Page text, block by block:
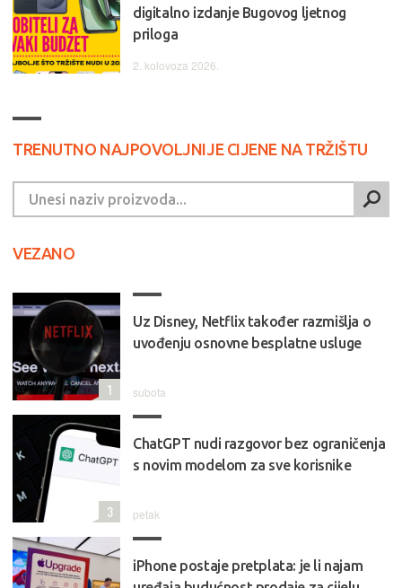
digitalno izdanje Bugovog ljetnog
priloga
2. kolovoza 2026.
TRENUTNO NAJPOVOLJNIJE CIJENE NA TRŽIŠTU
VEZANO
Uz Disney, Netflix također razmišlja o
uvođenju osnovne besplatne usluge
subota
1
ChatGPT nudi razgovor bez ograničenja
s novim modelom za sve korisnike
petak
3
iPhone postaje pretplata: je li najam